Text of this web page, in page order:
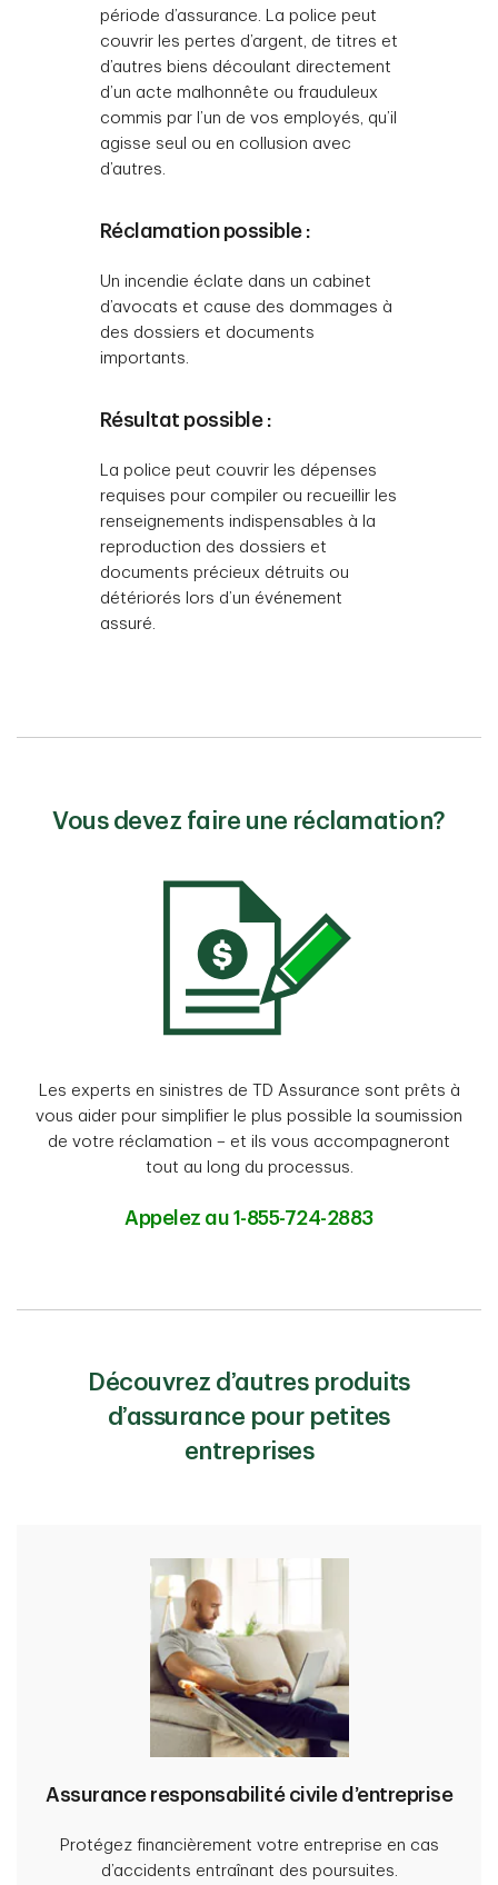
période d’assurance. La police peut
couvrir les pertes d’argent, de titres et
d’autres biens découlant directement
d’un acte malhonnête ou frauduleux
commis par l’un de vos employés, qu’il
agisse seul ou en collusion avec
d’autres.
Réclamation possible :
Un incendie éclate dans un cabinet
d’avocats et cause des dommages à
des dossiers et documents
importants.
Résultat possible :
La police peut couvrir les dépenses
requises pour compiler ou recueillir les
renseignements indispensables à la
reproduction des dossiers et
documents précieux détruits ou
détériorés lors d’un événement
assuré.
Vous devez faire une réclamation?
Les experts en sinistres de TD Assurance sont prêts à
vous aider pour simplifier le plus possible la soumission
de votre réclamation – et ils vous accompagneront
tout au long du processus.
Appelez au 1-855-724-2883
Découvrez d’autres produits
d’assurance pour petites
entreprises
Assurance responsabilité civile d’entreprise
Protégez financièrement votre entreprise en cas
d’accidents entraînant des poursuites.